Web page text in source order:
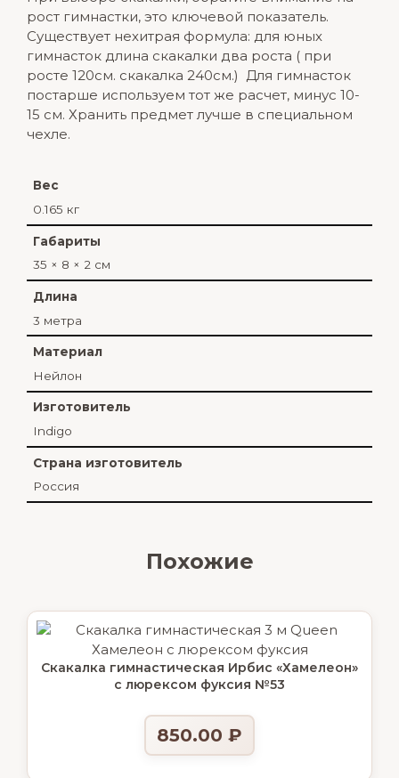
рост гимнастки, это ключевой показатель.
Существует нехитрая формула: для юных
гимнасток длина скакалки два роста ( при
росте 120см. скакалка 240см.) Для гимнасток
постарше используем тот же расчет, минус 10-
15 см. Хранить предмет лучше в специальном
чехле.
Вес
0.165 кг
Габариты
35 × 8 × 2 см
Длина
3 метра
Материал
Нейлон
Изготовитель
Indigo
Страна изготовитель
Россия
Похожие
Скакалка гимнастическая Ирбис «Хамелеон»
с люрексом фуксия №53
850.00 ₽